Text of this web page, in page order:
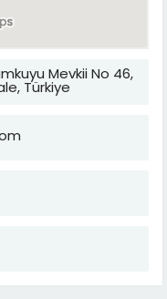
Mevkii No 46,
Türkiye